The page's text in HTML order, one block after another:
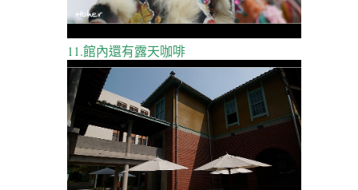
11.館內還有露天咖啡